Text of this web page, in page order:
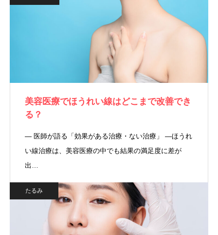
美容医療でほうれい線はどこまで改善でき
る？
― 医師が語る「効果がある治療・ない治療」 ―ほうれ
い線治療は、美容医療の中でも結果の満足度に差が
出…
たるみ